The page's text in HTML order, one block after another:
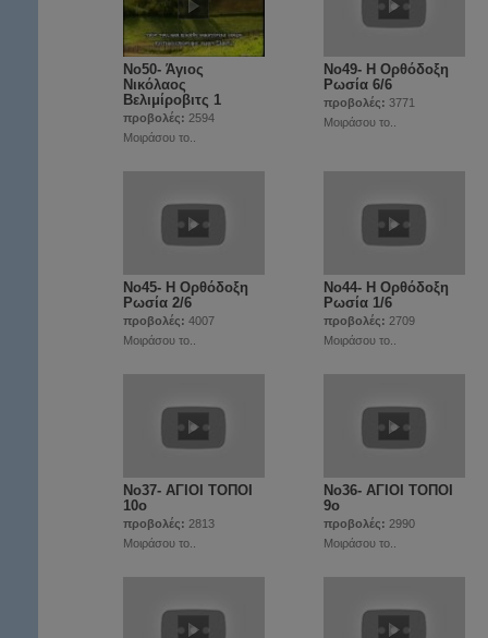
Νο50- Άγιος
Νικόλαος
Βελιμίροβιτς 1
προβολές: 2594
Μοιράσου το..
Νο49- Η Ορθόδοξη
Ρωσία 6/6
προβολές: 3771
Μοιράσου το..
Νο45- Η Ορθόδοξη
Ρωσία 2/6
προβολές: 4007
Μοιράσου το..
Νο44- Η Ορθόδοξη
Ρωσία 1/6
προβολές: 2709
Μοιράσου το..
Νο37- ΑΓΙΟΙ ΤΟΠΟΙ
10ο
προβολές: 2813
Μοιράσου το..
Νο36- ΑΓΙΟΙ ΤΟΠΟΙ
9ο
προβολές: 2990
Μοιράσου το..